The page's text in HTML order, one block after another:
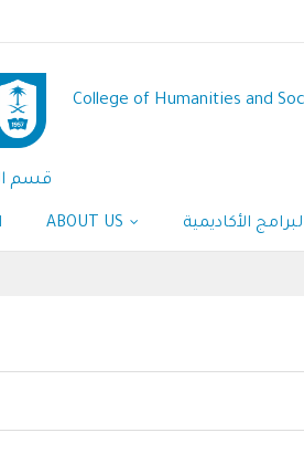
College of Humanities and
قسم
ABOUT US